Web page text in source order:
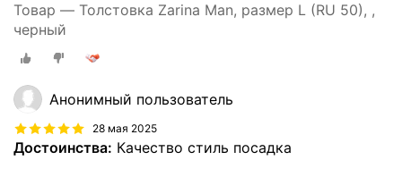
Товар — Толстовка Zarina Man, размер L (RU 50), ,
черный
Анонимный пользователь
28 мая 2025
Достоинства: Качество стиль посадка